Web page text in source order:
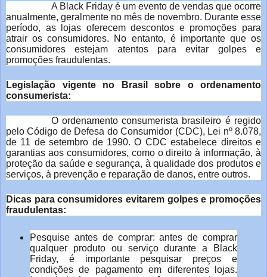
o
u
t
r
a
s
1
A Black Friday é um evento de vendas que ocorre
anualmente, geralmente no mês de novembro. Durante esse
período, as lojas oferecem descontos e promoções para
atrair os consumidores. No entanto, é importante que os
consumidores estejam atentos para evitar golpes e
promoções fraudulentas.
Legislação vigente no Brasil sobre o ordenamento
consumerista:
O ordenamento consumerista brasileiro é regido
pelo Código de Defesa do Consumidor (CDC), Lei nº 8.078,
de 11 de setembro de 1990. O CDC estabelece direitos e
garantias aos consumidores, como o direito à informação, à
proteção da saúde e segurança, à qualidade dos produtos e
serviços, à prevenção e reparação de danos, entre outros.
Dicas para consumidores evitarem golpes e promoções
fraudulentas:
Pesquise antes de comprar: antes de comprar
qualquer produto ou serviço durante a Black
Friday, é importante pesquisar preços e
condições de pagamento em diferentes lojas.